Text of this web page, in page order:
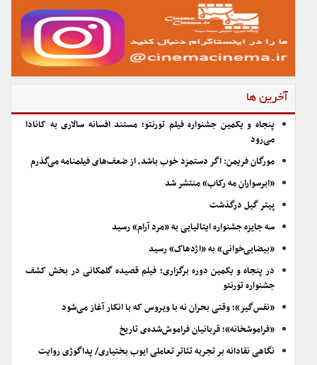
آخرین ها
پنجاه و یکمین جشنواره فیلم تورنتو؛ مستند افسانه سالاری به کانادا
می‌رود
مورگان فریمن: اگر دستمزد خوب باشد، از ضعف‌های فیلمنامه می‌گذرم
«ابرسواران مه رکاب» منتشر شد
پیتر گیل درگذشت
سه جایزه جشنواره ایتالیایی به «مرد آرام» رسید
«بیضایی‌خوانی» به «اژدهاک» رسید
در پنجاه و یکمین دوره برگزاری؛ فیلم قصیده گلمکانی در بخش کشف
جشنواره تورنتو
«نفس‌گیر»؛ وقتی بحران نه با ویروس که با انکار آغاز می‌شود
«فراموشخانه»؛ قربانیان فراموش‌شده‌ی تاریخ
نگاهی نقادانه بر تجربه تئاتر تعاملی ایوب بختیاری/ پداگوژی روایت